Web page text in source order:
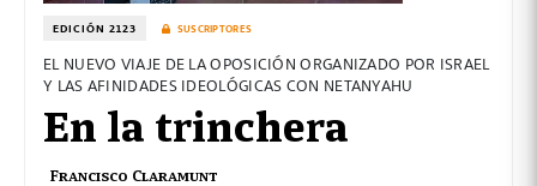
EDICIÓN 2123 SUSCRIPTORES
EL NUEVO VIAJE DE LA OPOSICIÓN ORGANIZADO POR ISRAEL
Y LAS AFINIDADES IDEOLÓGICAS CON NETANYAHU
En la trinchera
Francisco Claramunt